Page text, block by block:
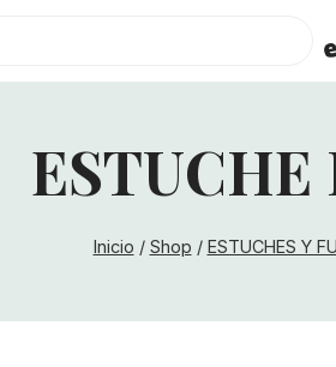
ESTUCHE
Inicio / Shop / ESTUCHES Y